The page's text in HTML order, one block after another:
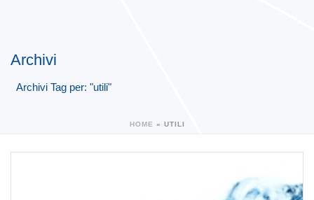
Archivi
Archivi Tag per: "utili"
HOME » UTILI